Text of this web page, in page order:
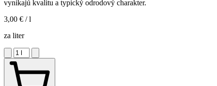
vynikajú kvalitu a typický odrodový charakter.
3,00 € / l
za liter